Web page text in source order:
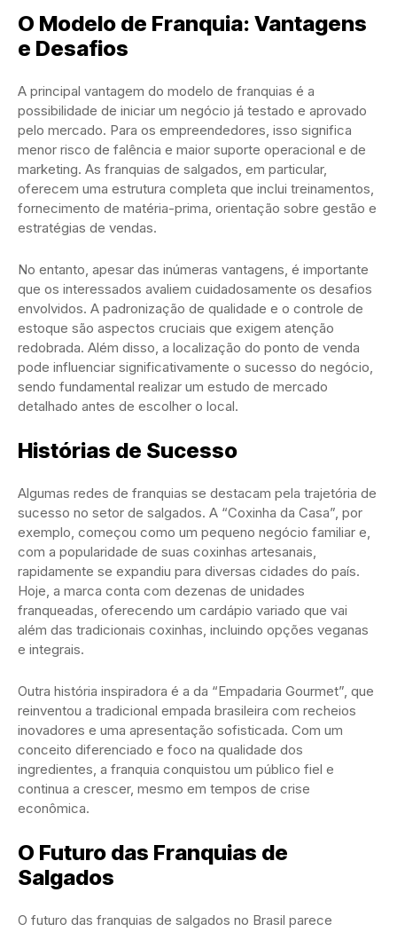
O Modelo de Franquia: Vantagens
e Desafios
A principal vantagem do modelo de franquias é a
possibilidade de iniciar um negócio já testado e aprovado
pelo mercado. Para os empreendedores, isso significa
menor risco de falência e maior suporte operacional e de
marketing. As franquias de salgados, em particular,
oferecem uma estrutura completa que inclui treinamentos,
fornecimento de matéria-prima, orientação sobre gestão e
estratégias de vendas.
No entanto, apesar das inúmeras vantagens, é importante
que os interessados avaliem cuidadosamente os desafios
envolvidos. A padronização de qualidade e o controle de
estoque são aspectos cruciais que exigem atenção
redobrada. Além disso, a localização do ponto de venda
pode influenciar significativamente o sucesso do negócio,
sendo fundamental realizar um estudo de mercado
detalhado antes de escolher o local.
Histórias de Sucesso
Algumas redes de franquias se destacam pela trajetória de
sucesso no setor de salgados. A “Coxinha da Casa”, por
exemplo, começou como um pequeno negócio familiar e,
com a popularidade de suas coxinhas artesanais,
rapidamente se expandiu para diversas cidades do país.
Hoje, a marca conta com dezenas de unidades
franqueadas, oferecendo um cardápio variado que vai
além das tradicionais coxinhas, incluindo opções veganas
e integrais.
Outra história inspiradora é a da “Empadaria Gourmet”, que
reinventou a tradicional empada brasileira com recheios
inovadores e uma apresentação sofisticada. Com um
conceito diferenciado e foco na qualidade dos
ingredientes, a franquia conquistou um público fiel e
continua a crescer, mesmo em tempos de crise
econômica.
O Futuro das Franquias de
Salgados
O futuro das franquias de salgados no Brasil parece